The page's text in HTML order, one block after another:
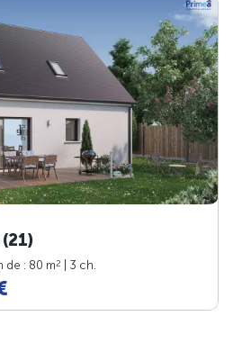
de : 80 m2
| 3 ch.